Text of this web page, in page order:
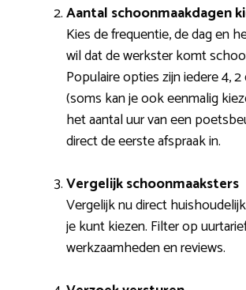
Aantal schoonmaakdagen
Kies de frequentie, de dag en
wil dat de werkster komt
Populaire opties zijn iedere 4, 2
(soms kan je ook eenmalig
het aantal uur van een
direct de eerste afspraak in.
Vergelijk schoonmaaksters
Vergelijk nu direct
je kunt kiezen. Filter op
werkzaamheden en reviews.